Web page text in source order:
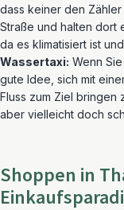
dass keiner den
Straße und halten dort
da es klimatisiert ist
Wassertaxi: Wenn
gute Idee, sich mit
Fluss zum Ziel bringen
aber vielleicht doch
Shoppen in